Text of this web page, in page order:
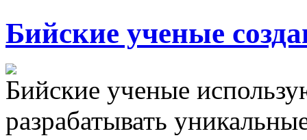
Бийские ученые
Бийские ученые
разрабатывать